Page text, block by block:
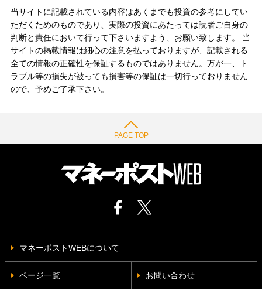
当サイトに記載されている内容はあくまでも投資の参考にしてい
ただくためのものであり、実際の投資にあたっては読者ご自身の
判断と責任において行って下さいますよう、お願い致します。 当
サイトの掲載情報は細心の注意を払っておりますが、記載される
全ての情報の正確性を保証するものではありません。万が一、ト
ラブル等の損失が被っても損害等の保証は一切行っておりません
ので、予めご了承下さい。
PAGE TOP
マネーポストWEBについて
ページ一覧 お問い合わせ